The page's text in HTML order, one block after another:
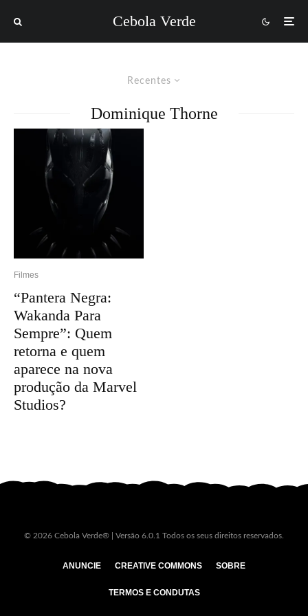
Cebola Verde
Recentes
Dominique Thorne
Filmes
“Pantera Negra:
Wakanda Para
Sempre”: Quem
retorna e quem
aparece na nova
produção da Marvel
Studios?
© 2026 Cebola Verde® | Versão 6.0.1 Todos os seus direitos reservados.
ANUNCIE CREATIVE COMMONS SOBRE
TERMOS E CONDUTAS